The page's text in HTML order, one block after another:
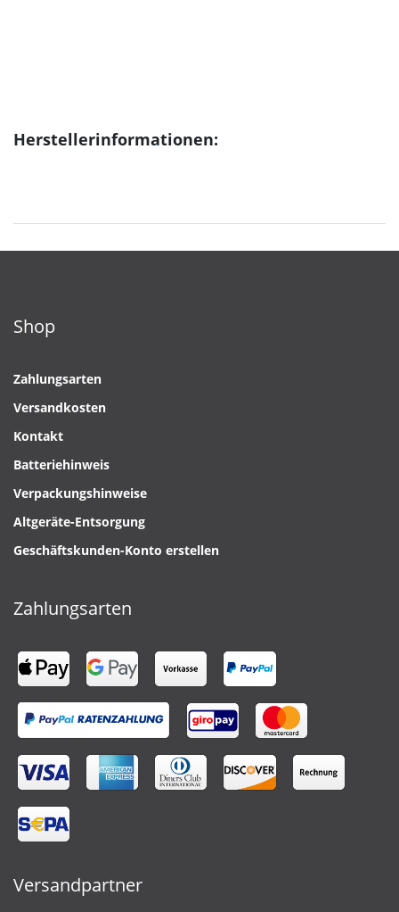
Herstellerinformationen:
Shop
Zahlungsarten
Versandkosten
Kontakt
Batteriehinweis
Verpackungshinweise
Altgeräte-Entsorgung
Geschäftskunden-Konto erstellen
Zahlungsarten
Versandpartner